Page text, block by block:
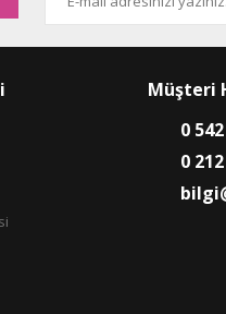
Müşteri
0
0